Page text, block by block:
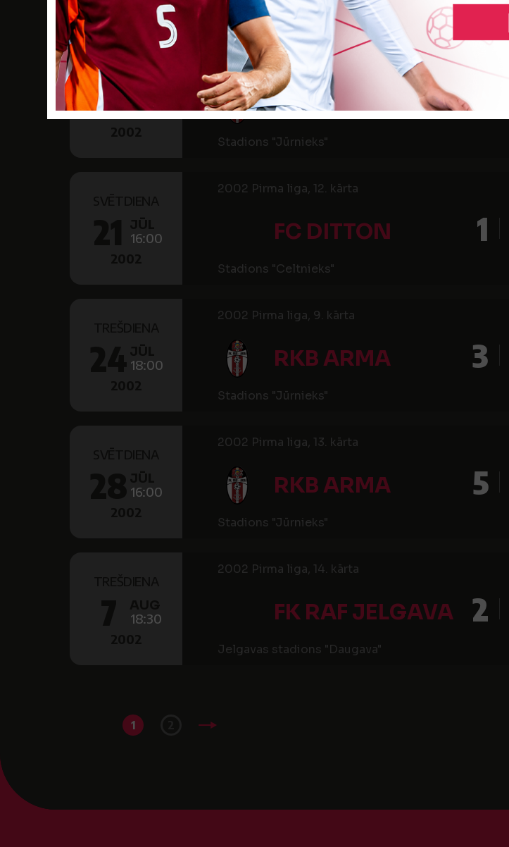
Stadions "Jūrnieks"
SESTDIENA
13 JŪL
16:00
2002 Pirma liga, 11. kārta
RKB ARMA
Stadions "Jūrnieks"
16:00
2002 Pirma liga, 12. kārta
FC DITTON 1
Stadions "Celtnieks"
18:00
2002 Pirma liga, 9. kārta
RKB ARMA 3
Stadions "Jūrnieks"
16:00
2002 Pirma liga, 13. kārta
RKB ARMA 5
Stadions "Jūrnieks"
18:30
2002 Pirma liga, 14. kārta
FK RAF JELGAVA 2
Jelgavas stadions "Daugava"
1